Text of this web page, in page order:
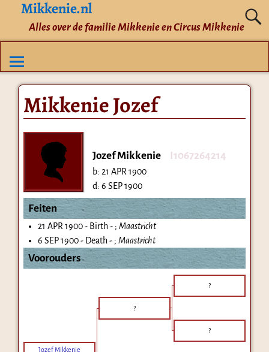
Mikkenie.nl
Alles over de familie Mikkenie en Circus Mikkenie
Mikkenie Jozef
Jozef Mikkenie I1067264214
b: 21 APR 1900
d: 6 SEP 1900
Feiten
21 APR 1900 - Birth - ; Maastricht
6 SEP 1900 - Death - ; Maastricht
Voorouders
?
?
?
Jozef Mikkenie